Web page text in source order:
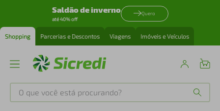
Saldão de inverno
até 40% off
Quero
Shopping Parcerias e Descontos Viagens Imóveis e Veículos
O que você está procurando?